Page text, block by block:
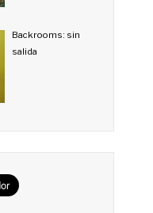
Backrooms: sin
salida